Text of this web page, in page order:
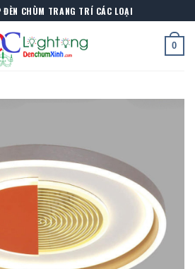
ĐÈN CHÙM TRANG TRÍ CÁC LOẠI
0